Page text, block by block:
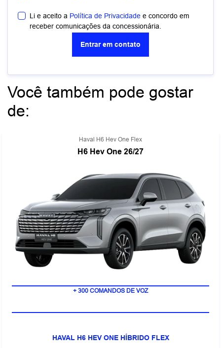
Li e aceito a Política de Privacidade e concordo em
receber comunicações da concessionária.
Entrar em contato
Você também pode gostar
de:
Haval H6 Hev One Flex
H6 Hev One 26/27
+ 300 COMANDOS DE VOZ
HAVAL H6 HEV ONE HÍBRIDO FLEX